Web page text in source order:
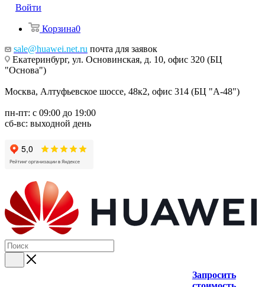
Войти
Корзина0
sale@huawei.net.ru почта для заявок
Екатеринбург, ул. Основинская, д. 10, офис 320 (БЦ
"Основа")
Москва, Алтуфьевское шоссе, 48к2, офис 314 (БЦ "А-48")
пн-пт: с 09:00 до 19:00
сб-вс: выходной день
Запросить